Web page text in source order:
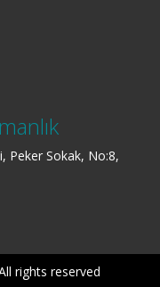
Peker Sokak, No:8,
rights reserved